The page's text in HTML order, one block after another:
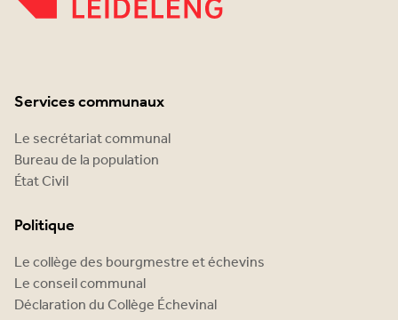
Services communaux
Le secrétariat communal
Bureau de la population
État Civil
Politique
Le collège des bourgmestre et échevins
Le conseil communal
Déclaration du Collège Échevinal